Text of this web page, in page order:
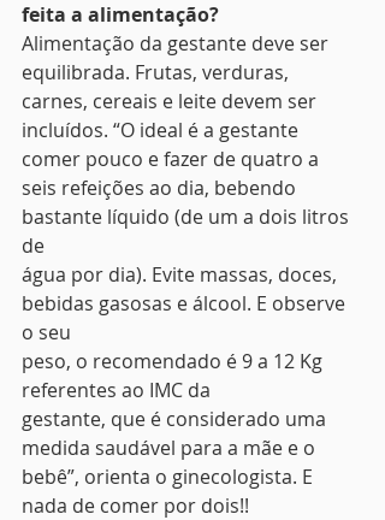
feita a alimentação?
Alimentação da gestante deve ser
equilibrada. Frutas, verduras,
carnes, cereais e leite devem ser
incluídos. “O ideal é a gestante
comer pouco e fazer de quatro a
seis refeições ao dia, bebendo
bastante líquido (de um a dois litros
de
água por dia). Evite massas, doces,
bebidas gasosas e álcool. E observe
o seu
peso, o recomendado é 9 a 12 Kg
referentes ao IMC da
gestante, que é considerado uma
medida saudável para a mãe e o
bebê”, orienta o ginecologista. E
nada de comer por dois!!